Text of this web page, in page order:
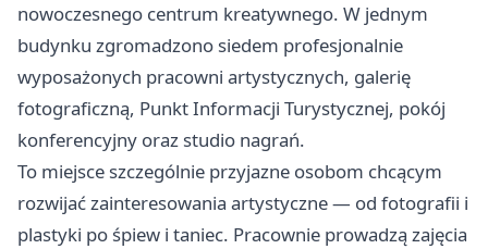
nowoczesnego centrum kreatywnego. W jednym
budynku zgromadzono siedem profesjonalnie
wyposażonych pracowni artystycznych, galerię
fotograficzną, Punkt Informacji Turystycznej, pokój
konferencyjny oraz studio nagrań.
To miejsce szczególnie przyjazne osobom chcącym
rozwijać zainteresowania artystyczne — od fotografii i
plastyki po śpiew i taniec. Pracownie prowadzą zajęcia